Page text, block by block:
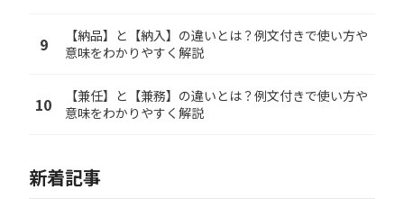
9
【納品】と【納入】の違いとは？例文付きで使い方や
意味をわかりやすく解説
10
【兼任】と【兼務】の違いとは？例文付きで使い方や
意味をわかりやすく解説
新着記事